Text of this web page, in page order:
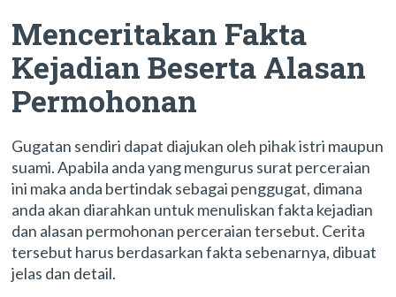
Menceritakan Fakta
Kejadian Beserta Alasan
Permohonan
Gugatan sendiri dapat diajukan oleh pihak istri maupun
suami. Apabila anda yang mengurus surat perceraian
ini maka anda bertindak sebagai penggugat, dimana
anda akan diarahkan untuk menuliskan fakta kejadian
dan alasan permohonan perceraian tersebut. Cerita
tersebut harus berdasarkan fakta sebenarnya, dibuat
jelas dan detail.